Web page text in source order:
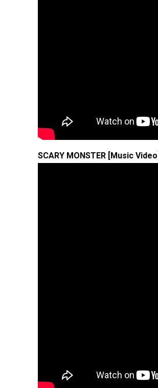
SCARY MONSTER [Music Video]